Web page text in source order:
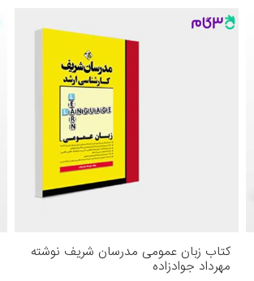
کتاب زبان عمومی مدرسان شریف نوشته
مهرداد جوادزاده